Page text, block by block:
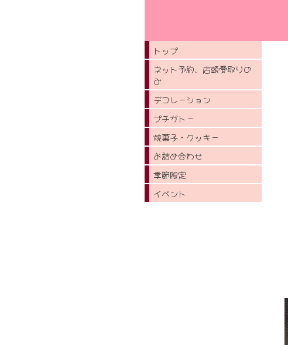
トップ
ネット予約、店頭受取りの
み
デコレーション
プチガトー
焼菓子・クッキー
お詰め合わせ
季節限定
イベント